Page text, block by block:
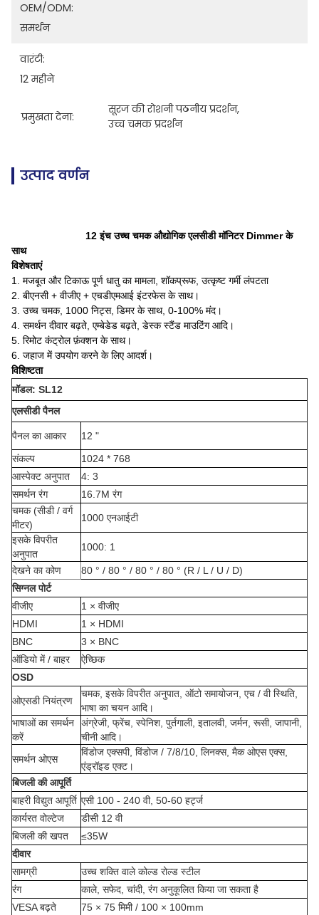
OEM/ODM:
समर्थन
वारंटी:
12 महीने
प्रमुखता देना:
सूरज की रोशनी पठनीय प्रदर्शन,
उच्च चमक प्रदर्शन
उत्पाद वर्णन
12 इंच उच्च चमक औद्योगिक एलसीडी मॉनिटर Dimmer के
साथ
विशेषताएं
1. मजबूत और टिकाऊ पूर्ण धातु का मामला, शॉकप्रूफ, उत्कृष्ट गर्मी लंपटता
2. बीएनसी + वीजीए + एचडीएमआई इंटरफेस के साथ।
3. उच्च चमक, 1000 निट्स, डिमर के साथ, 0-100% मंद।
4. समर्थन दीवार बढ़ते, एम्बेडेड बढ़ते, डेस्क स्टैंड माउटिंग आदि।
5. रिमोट कंट्रोल फ़ंक्शन के साथ।
6. जहाज में उपयोग करने के लिए आदर्श।
विशिष्टता
मॉडल: SL12
एलसीडी पैनल
पैनल का आकार
12 "
संकल्प
1024 * 768
आस्पेक्ट अनुपात
4: 3
समर्थन रंग
16.7M रंग
चमक (सीडी / वर्ग
मीटर)
1000 एनआईटी
इसके विपरीत
अनुपात
1000: 1
देखने का कोण
80 ° / 80 ° / 80 ° / 80 ° (R / L / U / D)
सिग्नल पोर्ट
वीजीए
1 × वीजीए
HDMI
1 × HDMI
BNC
3 × BNC
ऑडियो में / बाहर
ऐच्छिक
OSD
ओएसडी नियंत्रण
चमक, इसके विपरीत अनुपात, ऑटो समायोजन, एच / वी स्थिति,
भाषा का चयन आदि।
भाषाओं का समर्थन
करें
अंग्रेजी, फ्रेंच, स्पेनिश, पुर्तगाली, इतालवी, जर्मन, रूसी, जापानी,
चीनी आदि।
समर्थन ओएस
विंडोज एक्सपी, विंडोज / 7/8/10, लिनक्स, मैक ओएस एक्स,
एंड्रॉइड एक्ट।
बिजली की आपूर्ति
बाहरी विद्युत आपूर्ति एसी 100 - 240 वी, 50-60 हर्ट्ज
कार्यरत वोल्टेज
डीसी 12 वी
बिजली की खपत
≤35W
दीवार
सामग्री
उच्च शक्ति वाले कोल्ड रोल्ड स्टील
रंग
काले, सफेद, चांदी, रंग अनुकूलित किया जा सकता है
VESA बढ़ते
75 × 75 मिमी / 100 × 100mm